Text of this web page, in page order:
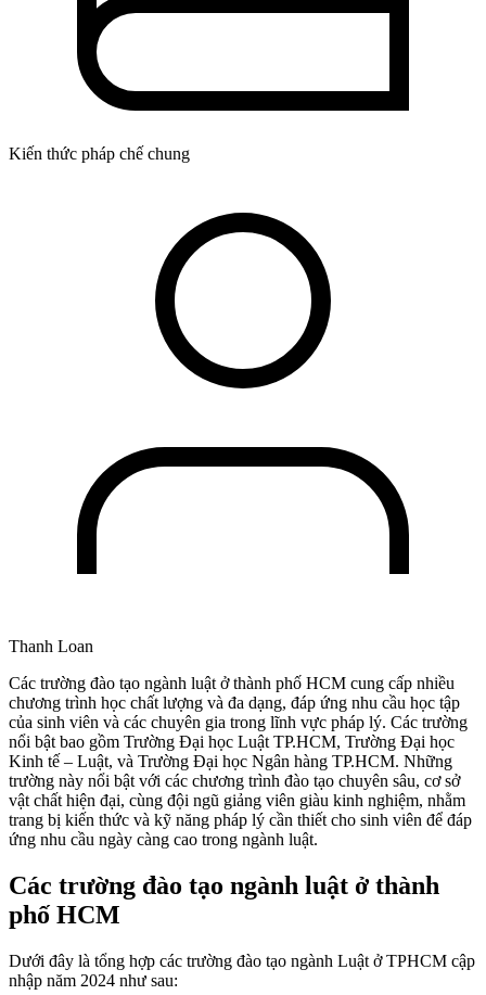
Kiến thức pháp chế chung
Thanh Loan
Các trường đào tạo ngành luật ở thành phố HCM cung cấp nhiều
chương trình học chất lượng và đa dạng, đáp ứng nhu cầu học tập
của sinh viên và các chuyên gia trong lĩnh vực pháp lý. Các trường
nổi bật bao gồm Trường Đại học Luật TP.HCM, Trường Đại học
Kinh tế – Luật, và Trường Đại học Ngân hàng TP.HCM. Những
trường này nổi bật với các chương trình đào tạo chuyên sâu, cơ sở
vật chất hiện đại, cùng đội ngũ giảng viên giàu kinh nghiệm, nhằm
trang bị kiến thức và kỹ năng pháp lý cần thiết cho sinh viên để đáp
ứng nhu cầu ngày càng cao trong ngành luật.
Các trường đào tạo ngành luật ở thành
phố HCM
Dưới đây là tổng hợp các trường đào tạo ngành Luật ở TPHCM cập
nhập năm 2024 như sau: